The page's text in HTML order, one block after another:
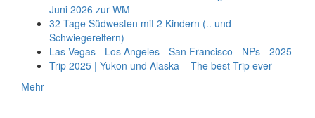
Juni 2026 zur WM
32 Tage Südwesten mit 2 Kindern (.. und
Schwiegereltern)
Las Vegas - Los Angeles - San Francisco - NPs - 2025
Trip 2025 | Yukon und Alaska – The best Trip ever
Mehr